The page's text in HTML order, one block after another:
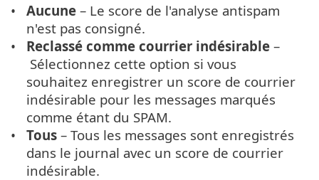
Aucune – Le score de l'analyse antispam
n'est pas consigné.
Reclassé comme courrier indésirable –
Sélectionnez cette option si vous
souhaitez enregistrer un score de courrier
indésirable pour les messages marqués
comme étant du SPAM.
Tous – Tous les messages sont enregistrés
dans le journal avec un score de courrier
indésirable.